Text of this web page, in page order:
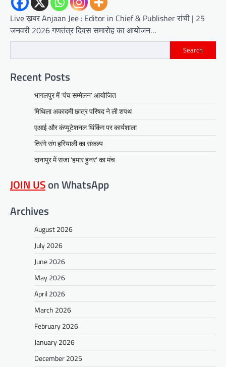
Live ख़बर Anjaan Jee : Editor in Chief & Publisher रांची | 25
जनवरी 2026 गणतंत्र दिवस समारोह का आयोजन…
Search
Recent Posts
भागलपुर में ‘पंच सम्मेलन’ आयोजित
मिथिला अकादमी छात्र परिषद ने ली शपथ
एआई और कंप्यूटेशनल थिंकिंग पर कार्यशाला
तिरंगे संग हरियाली का संकल्प
दानापुर में सजा ‘हमार हुनर’ का मंच
JOIN USon WhatsApp
Archives
August 2026
July 2026
June 2026
May 2026
April 2026
March 2026
February 2026
January 2026
December 2025